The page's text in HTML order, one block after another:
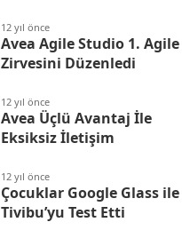
12 yıl önce
Avea Agile Studio 1. Agile
Zirvesini Düzenledi
12 yıl önce
Avea Üçlü Avantaj İle
Eksiksiz İletişim
12 yıl önce
Çocuklar Google Glass ile
Tivibu’yu Test Etti